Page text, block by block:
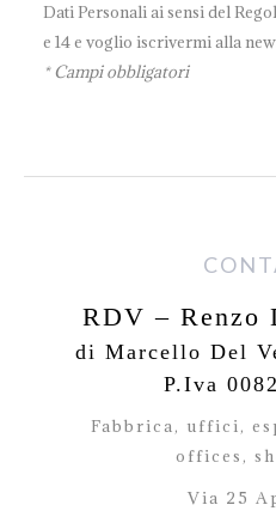
Dati Personali ai sensi del
e 14 e voglio iscrivermi alla
* Campi obbligatori
RDV – Renzo
di Marcello Del
P.Iva
Fabbrica, uffici,
offices,
Via 25